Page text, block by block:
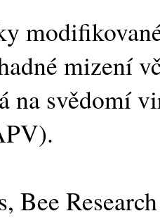
mizení
na svědomí
Bee